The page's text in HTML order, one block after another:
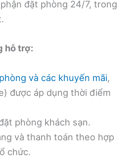
đặt phòng 24/7, trong
hỗ trợ:
và các khuyến mãi,
được áp dụng thời điểm
phòng khách sạn.
và thanh toán theo hợp
chức.